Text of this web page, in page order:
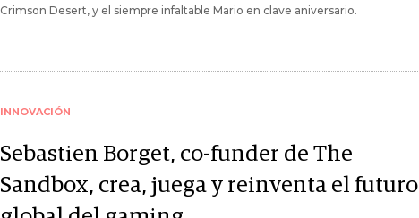
Crimson Desert, y el siempre infaltable Mario en clave aniversario.​
INNOVACIÓN
Sebastien Borget, co-funder de The
Sandbox, crea, juega y reinventa el futuro